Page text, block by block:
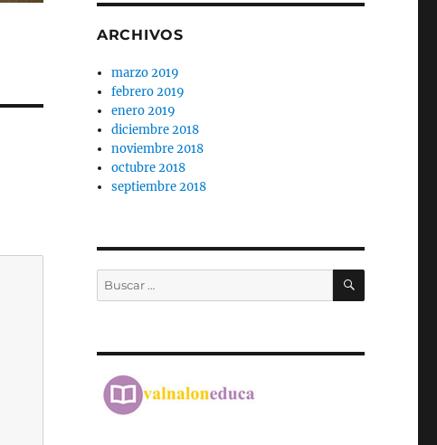
ARCHIVOS
marzo 2019
febrero 2019
enero 2019
diciembre 2018
noviembre 2018
octubre 2018
septiembre 2018
Buscar
por:
BUSCAR